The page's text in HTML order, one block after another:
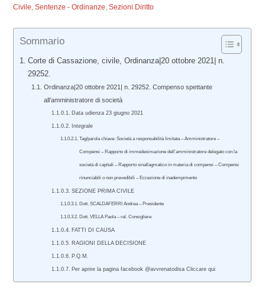
Civile,Sentenze - Ordinanze,Sezioni Diritto
Sommario
Corte di Cassazione, civile, Ordinanza|20 ottobre 2021| n.
29252.
Ordinanza|20 ottobre 2021| n. 29252. Compenso spettante
all’amministratore di società
Data udienza 23 giugno 2021
Integrale
Tag/parola chiave: Società a responsabilità limitata – Amministratore –
Compensi – Rapporto di immedesimazione dell’amministratore delegato con la
società di capitali – Rapporto sinallagmatico in materia di compensi – Compensi
rinunciabili o non prevedibili – Eccezione di inadempimento
SEZIONE PRIMA CIVILE
Dott. SCALDAFERRI Andrea – Presidente
Dott. VELLA Paola – rel. Consigliere
FATTI DI CAUSA
RAGIONI DELLA DECISIONE
P.Q.M.
Per aprire la pagina facebook @avvrenatodisa Cliccare qui